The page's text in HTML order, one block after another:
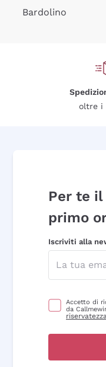
Bardolino
oltre i
Per te il
primo
Iscriviti alla
Accetto di
da